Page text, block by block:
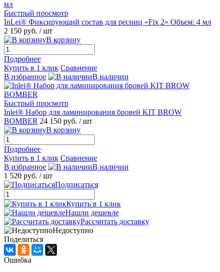
Быстрый просмотр
InLei® Фиксирующий состав для ресниц «Fix 2» Объем: 4 мл
2 150 руб. / шт
В корзину
Подробнее
Купить в 1 клик Сравнение
В избранное
В наличии
Быстрый просмотр
Inlei® Набор для ламинирования бровей KIT BROW
BOMBER 24 150 руб. / шт
В корзину
Подробнее
Купить в 1 клик Сравнение
В избранное
В наличии
1 520 руб. / шт
Подписаться
Купить в 1 клик
Нашли дешевле
Рассчитать доставку
Недоступно
Поделиться
Ошибка